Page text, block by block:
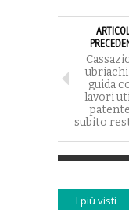
ubriachi
guida
lavori
subito
I più visti